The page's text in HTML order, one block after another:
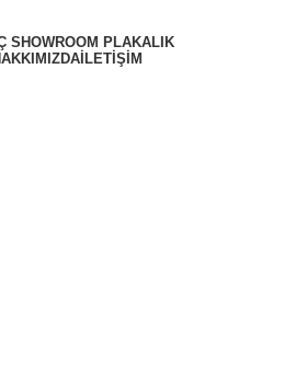
SHOWROOM PLAKALIK
İLETİŞİM